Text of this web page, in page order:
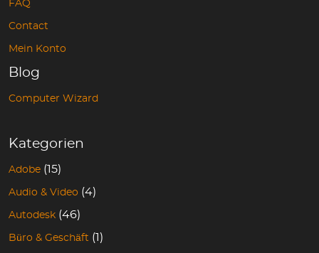
FAQ
Contact
Mein Konto
Blog
Computer Wizard
Kategorien
Adobe (15)
Audio & Video (4)
Autodesk (46)
Büro & Geschäft (1)